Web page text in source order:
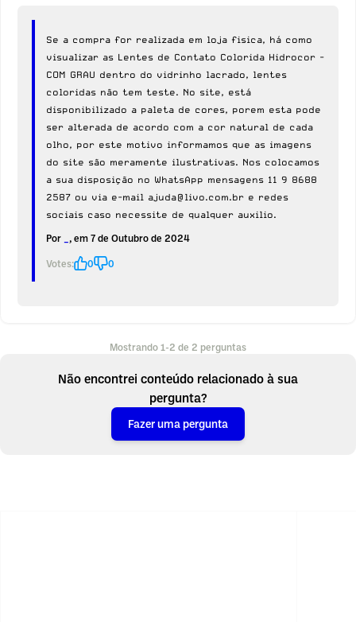
Se a compra for realizada em loja fisica, há como
visualizar as Lentes de Contato Colorida Hidrocor -
COM GRAU dentro do vidrinho lacrado, lentes
coloridas não tem teste. No site, está
disponibilizado a paleta de cores, porem esta pode
ser alterada de acordo com a cor natural de cada
olho, por este motivo informamos que as imagens
do site são meramente ilustrativas. Nos colocamos
a sua disposição no WhatsApp mensagens 11 9 8688
2587 ou via e-mail ajuda@livo.com.br e redes
sociais caso necessite de qualquer auxilio.
Por
, em 7 de Outubro de 2024
Votes:
0 0
Mostrando 1-2 de 2 perguntas
Não encontrei conteúdo relacionado à sua
pergunta?
Fazer uma pergunta